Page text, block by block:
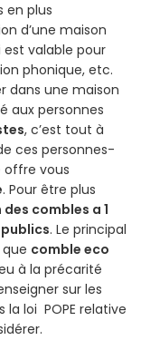
en plus
d’une maison
valable pour
phonique, etc.
dans une maison
aux personnes
, c’est tout à
ces personnes-
offre vous
. Pour être plus
combles a 1
. Le principal
comble eco
à la précarité
sur les
la loi POPE relative